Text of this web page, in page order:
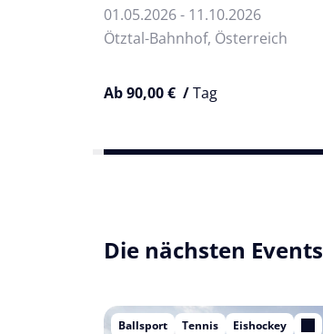
01.05.2026 - 11.10.2026
Ötztal-Bahnhof, Österreich
Ab 90,00 € /Tag
Die nächsten Events
Ballsport Tennis Eishockey